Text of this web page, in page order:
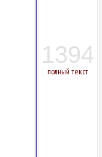
1394
полный текст